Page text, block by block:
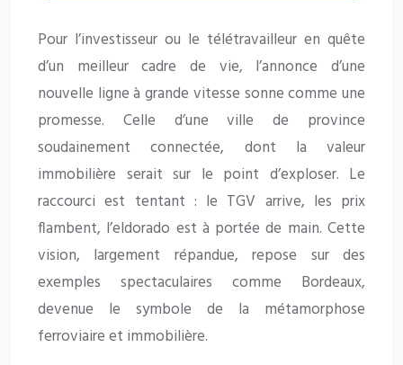
Pour l’investisseur ou le télétravailleur en quête
d’un meilleur cadre de vie, l’annonce d’une
nouvelle ligne à grande vitesse sonne comme une
promesse. Celle d’une ville de province
soudainement connectée, dont la valeur
immobilière serait sur le point d’exploser. Le
raccourci est tentant : le TGV arrive, les prix
flambent, l’eldorado est à portée de main. Cette
vision, largement répandue, repose sur des
exemples spectaculaires comme Bordeaux,
devenue le symbole de la métamorphose
ferroviaire et immobilière.